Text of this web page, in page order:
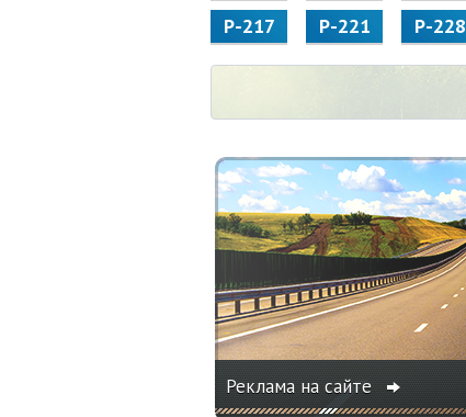
Р-217
Р-221 Р-228
Реклама на сайте